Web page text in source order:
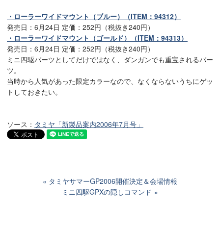
・ローラーワイドマウント（ブルー）（ITEM：94312）
発売日：6月24日 定価：252円（税抜き240円）
・ローラーワイドマウント（ゴールド）（ITEM：94313）
発売日：6月24日 定価：252円（税抜き240円）
ミニ四駆パーツとしてだけではなく、ダンガンでも重宝されるパー
ツ。
当時から人気があった限定カラーなので、なくならないうちにゲッ
トしておきたい。
ソース： タミヤ「新製品案内2006年7月号」
タミヤサマーGP2006開催決定＆会場情報
ミニ四駆GPXの隠しコマンド